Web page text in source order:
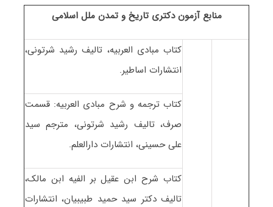
منابع آزمون دکتری تاریخ و تمدن ملل اسلامی
کتاب مبادی العربیه، تالیف رشید شرتونی،
انتشارات اساطیر.
کتاب ترجمه و شرح مبادی العربیه: قسمت
صرف، تالیف رشید شرتونی، مترجم سید
علی حسینی، انتشارات دارالعلم.
کتاب شرح ابن عقیل بر الفیه ابن مالک،
تالیف دکتر سید حمید طبیبیان، انتشارات